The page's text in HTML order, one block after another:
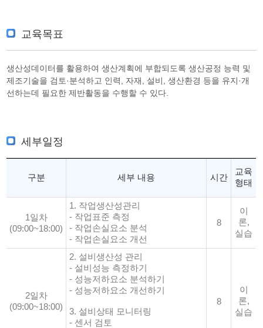
교육목표
생산성데이터를 활용하여 생산계획에 부합되도록 생산공정 능력 및
제조기술을 검토·분석하고 인력, 자재, 설비, 생산환경 등을 유지·개
선하는데 필요한 제반활동을 수행할 수 있다.
세부일정
구분 세부 내용 시간
교육
형태
1일차
(09:00~18:00)
1. 작업생산성관리
- 작업표준 측정
- 작업손실요소 분석
- 작업손실요소 개선
8
이
론,
실습
2일차
(09:00~18:00)
2. 설비생산성 관리
- 설비성능 측정하기
- 성능저하요소 분석하기
- 성능저하요소 개선하기
3. 설비상태 모니터링
- 센서 검토
8
이
론,
실습